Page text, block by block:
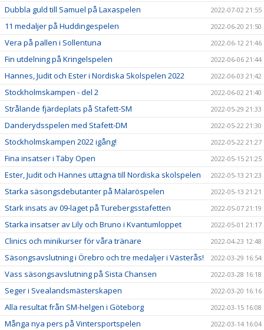
Dubbla guld till Samuel på Laxaspelen 2022-07-02 21:55
11 medaljer på Huddingespelen 2022-06-20 21:50
Vera på pallen i Sollentuna 2022-06-12 21:46
Fin utdelning på Kringelspelen 2022-06-06 21:44
Hannes, Judit och Ester i Nordiska Skolspelen 2022 2022-06-03 21:42
Stockholmskampen - del 2 2022-06-02 21:40
Strålande fjärdeplats på Stafett-SM 2022-05-29 21:33
Danderydsspelen med Stafett-DM 2022-05-22 21:30
Stockholmskampen 2022 igång! 2022-05-22 21:27
Fina insatser i Täby Open 2022-05-15 21:25
Ester, Judit och Hannes uttagna till Nordiska skolspelen 2022-05-13 21:23
Starka säsongsdebutanter på Mälaröspelen 2022-05-13 21:21
Stark insats av 09-laget på Turebergsstafetten 2022-05-07 21:19
Starka insatser av Lily och Bruno i Kvantumloppet 2022-05-01 21:17
Clinics och minikurser för våra tränare 2022-04-23 12:48
Säsongsavslutning i Örebro och tre medaljer i Västerås! 2022-03-29 16:54
Vass säsongsavslutning på Sista Chansen 2022-03-28 16:18
Seger i Svealandsmästerskapen 2022-03-20 16:16
Alla resultat från SM-helgen i Göteborg 2022-03-15 16:08
Många nya pers på Vintersportspelen 2022-03-14 16:04